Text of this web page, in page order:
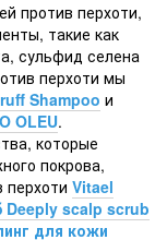
против перхоти,
такие как
сульфид селена
перхоти мы
Shampoo и
OLEU.
которые
покрова,
Vitael
Deeply scalp scrub
для кожи